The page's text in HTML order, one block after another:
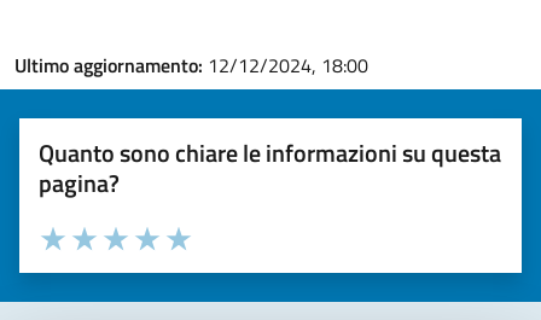
Ultimo aggiornamento: 12/12/2024, 18:00
Quanto sono chiare le informazioni su questa
pagina?
Valuta la chiarezza delle informazioni (da 1 a 5 stelle)
Seleziona il numero di stelle per valutare la chiarezza delle
Valuta 5 stelle su 5
Valuta 4 stelle su 5
Valuta 3 stelle su 5
Valuta 2 stelle su 5
Valuta 1 stelle su 5